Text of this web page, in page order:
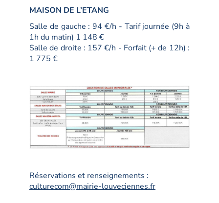
MAISON DE L’ETANG
Salle de gauche : 94 €/h - Tarif journée (9h à
1h du matin) 1 148 €
Salle de droite : 157 €/h - Forfait (+ de 12h) :
1 775 €
Réservations et renseignements :
culturecom@mairie-louveciennes.fr